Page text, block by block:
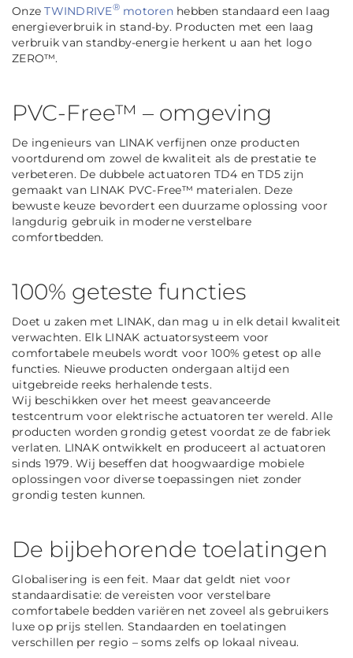
OnzeTWINDRIVE®motorenhebben standaard een laag
energieverbruik in stand-by. Producten met een laag
verbruik van standby-energie herkent u aan het logo
ZERO™.
PVC-Free™ – omgeving
De ingenieurs van LINAK verfijnen onze producten
voortdurend om zowel de kwaliteit als de prestatie te
verbeteren. De dubbele actuatoren TD4 en TD5 zijn
gemaakt van LINAK PVC-Free™ materialen. Deze
bewuste keuze bevordert een duurzame oplossing voor
langdurig gebruik in moderne verstelbare
comfortbedden.
100% geteste functies
Doet u zaken met LINAK, dan mag u in elk detail kwaliteit
verwachten. Elk LINAK actuatorsysteem voor
comfortabele meubels wordt voor 100% getest op alle
functies. Nieuwe producten ondergaan altijd een
uitgebreide reeks herhalende tests.
Wij beschikken over het meest geavanceerde
testcentrum voor elektrische actuatoren ter wereld. Alle
producten worden grondig getest voordat ze de fabriek
verlaten. LINAK ontwikkelt en produceert al actuatoren
sinds 1979. Wij beseffen dat hoogwaardige mobiele
oplossingen voor diverse toepassingen niet zonder
grondig testen kunnen.
De bijbehorende toelatingen
Globalisering is een feit. Maar dat geldt niet voor
standaardisatie: de vereisten voor verstelbare
comfortabele bedden variëren net zoveel als gebruikers
luxe op prijs stellen. Standaarden en toelatingen
verschillen per regio – soms zelfs op lokaal niveau.